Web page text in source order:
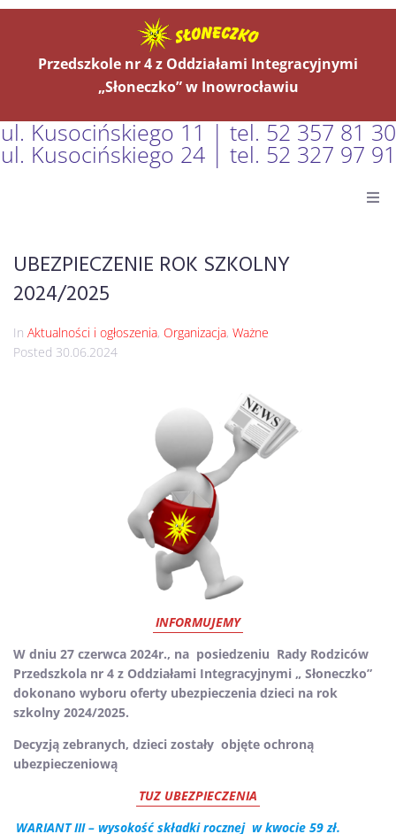
Przedszkole nr 4 z Oddziałami Integracyjnymi
„Słoneczko” w Inowrocławiu
ul. Kusocińskiego 11 | tel. 52 357 81 30
ul. Kusocińskiego 24 | tel. 52 327 97 91
UBEZPIECZENIE ROK SZKOLNY
2024/2025
In Aktualności i ogłoszenia, Organizacja, Ważne
Posted 30.06.2024
INFORMUJEMY
W dniu 27 czerwca 2024r., na posiedzeniu Rady Rodziców
Przedszkola nr 4 z Oddziałami Integracyjnymi „ Słoneczko”
dokonano wyboru oferty ubezpieczenia dzieci na rok
szkolny 2024/2025.
Decyzją zebranych, dzieci zostały objęte ochroną
ubezpieczeniową
TUZ UBEZPIECZENIA
WARIANT III – wysokość składki rocznej w kwocie 59 zł.